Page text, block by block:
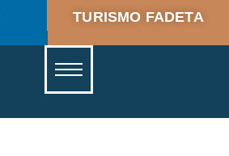
TURISMO FADETA